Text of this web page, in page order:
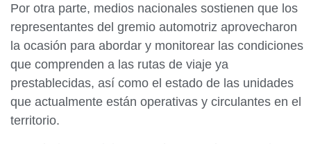
Por otra parte, medios nacionales sostienen que los
representantes del gremio automotriz aprovecharon
la ocasión para abordar y monitorear las condiciones
que comprenden a las rutas de viaje ya
prestablecidas, así como el estado de las unidades
que actualmente están operativas y circulantes en el
territorio.